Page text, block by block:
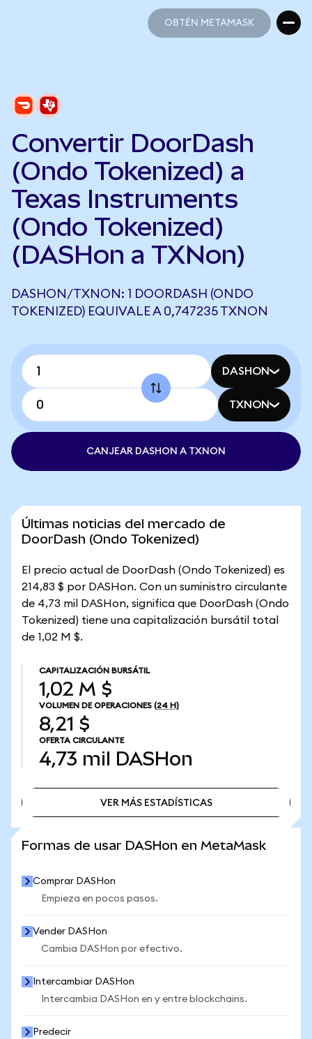
OBTÉN METAMASK
Convertir DoorDash
(Ondo Tokenized) a
Texas Instruments
(Ondo Tokenized)
(DASHon a TXNon)
DASHON/TXNON: 1 DOORDASH (ONDO
TOKENIZED) EQUIVALE A 0,747235 TXNON
DASHON
TXNON
CANJEAR DASHON A TXNON
Últimas noticias del mercado de
DoorDash (Ondo Tokenized)
El precio actual de DoorDash (Ondo Tokenized) es
214,83 $ por DASHon. Con un suministro circulante
de 4,73 mil DASHon, significa que DoorDash (Ondo
Tokenized) tiene una capitalización bursátil total
de 1,02 M $.
CAPITALIZACIÓN BURSÁTIL
1,02 M $
VOLUMEN DE OPERACIONES (24 H)
8,21 $
OFERTA CIRCULANTE
4,73 mil DASHon
VER MÁS ESTADÍSTICAS
Formas de usar DASHon en MetaMask
Comprar DASHon
Empieza en pocos pasos.
Vender DASHon
Cambia DASHon por efectivo.
Intercambiar DASHon
Intercambia DASHon en y entre blockchains.
Predecir